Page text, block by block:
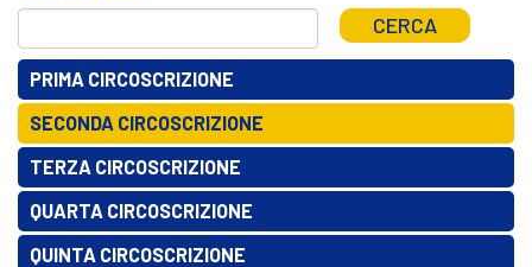
CERCA
PRIMA CIRCOSCRIZIONE
SECONDA CIRCOSCRIZIONE
TERZA CIRCOSCRIZIONE
QUARTA CIRCOSCRIZIONE
QUINTA CIRCOSCRIZIONE